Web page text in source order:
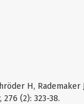
H,
(2): 323-38.